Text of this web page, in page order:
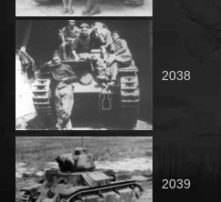
2038
2039